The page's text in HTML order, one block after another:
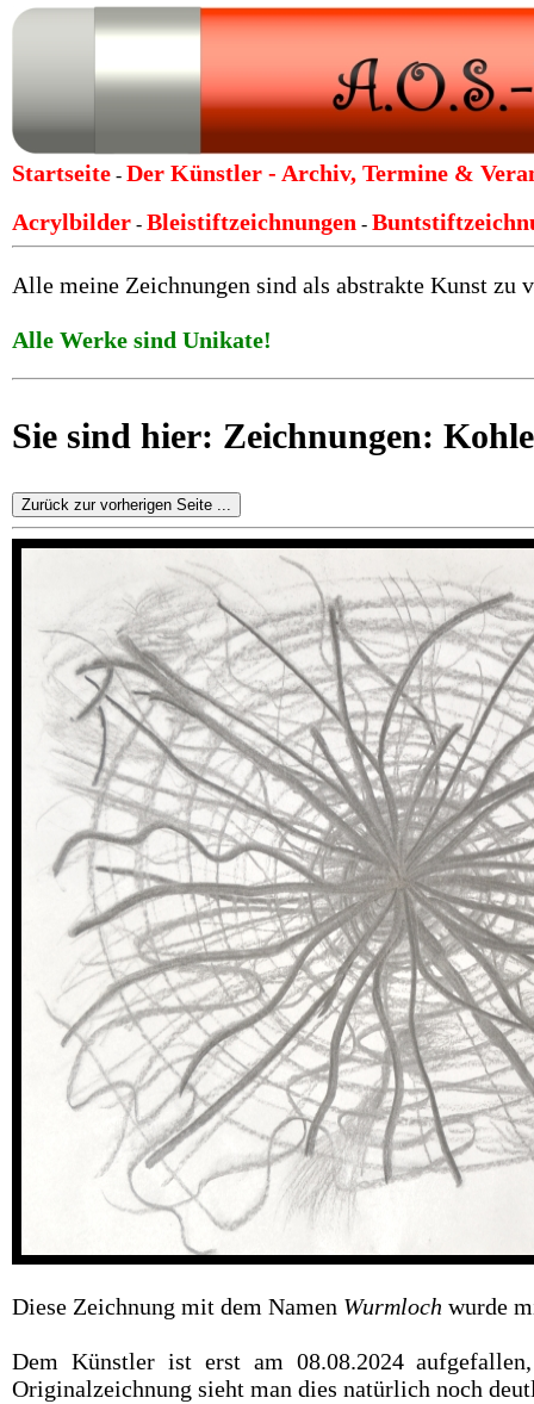
Startseite - Der Künstler - Archiv, Termine &
Acrylbilder - Bleistiftzeichnungen -
Alle meine Zeichnungen sind als abstrakte Kunst zu
Alle Werke sind Unikate!
Sie sind hier: Zeichnungen:
Zurück zur vorherigen Seite ...
Diese Zeichnung mit dem Namen Wurmloch wurde
Dem Künstler ist erst am 08.08.2024
Originalzeichnung sieht man dies natürlich noch